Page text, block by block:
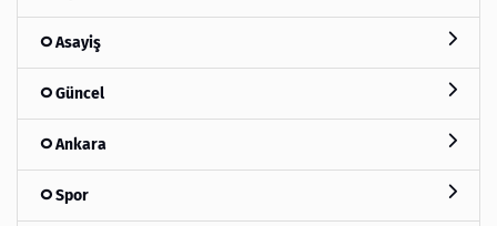
Asayiş
Güncel
Ankara
Spor